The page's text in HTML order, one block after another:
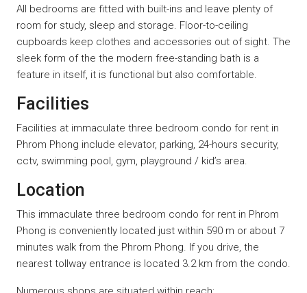
All bedrooms are fitted with built-ins and leave plenty of
room for study, sleep and storage. Floor-to-ceiling
cupboards keep clothes and accessories out of sight. The
sleek form of the the modern free-standing bath is a
feature in itself, it is functional but also comfortable.
Facilities
Facilities at immaculate three bedroom condo for rent in
Phrom Phong include elevator, parking, 24-hours security,
cctv, swimming pool, gym, playground / kid’s area.
Location
This immaculate three bedroom condo for rent in Phrom
Phong is conveniently located just within 590 m or about 7
minutes walk from the Phrom Phong. If you drive, the
nearest tollway entrance is located 3.2 km from the condo.